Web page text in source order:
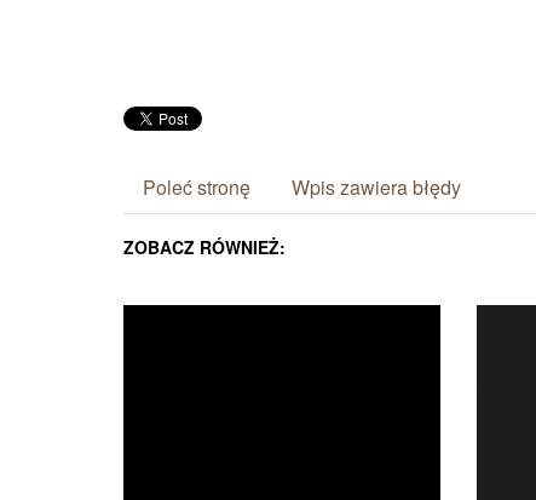
Poleć stronę Wpis zawiera błędy
ZOBACZ RÓWNIEŻ: